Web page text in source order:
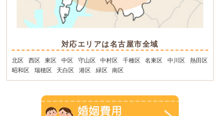
対応エリアは名古屋市全域
北区 西区 東区 中区 守山区 中村区 千種区 名東区 中川区
熱田区
昭和区
瑞穂区 天白区 港区 緑区 南区